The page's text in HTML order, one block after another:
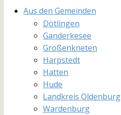
Aus den Gemeinden
Dötlingen
Ganderkesee
Großenkneten
Harpstedt
Hatten
Hude
Landkreis Oldenburg
Wardenburg